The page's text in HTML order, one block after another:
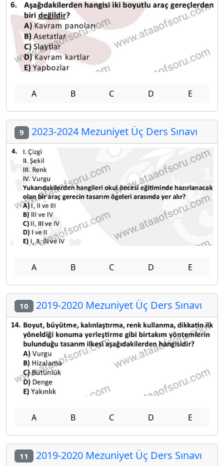
A B C D E
9 2023-2024 Mezuniyet Üç Ders Sınavı
A B C D E
10 2019-2020 Mezuniyet Üç Ders Sınavı
A B C D E
11 2019-2020 Mezuniyet Üç Ders Sınavı